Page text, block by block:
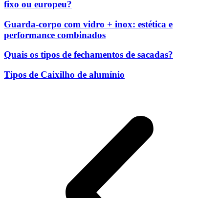
fixo ou europeu?
Guarda-corpo com vidro + inox: estética e
performance combinados
Quais os tipos de fechamentos de sacadas?
Tipos de Caixilho de alumínio